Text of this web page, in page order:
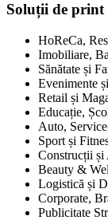
Soluții de
HoReCa,
Imobiliare,
Sănătate și
Evenimente
Retail și
Educație,
Auto,
Sport și
Construcții și
Beauty &
Logistică și
Corporate,
Publicitate